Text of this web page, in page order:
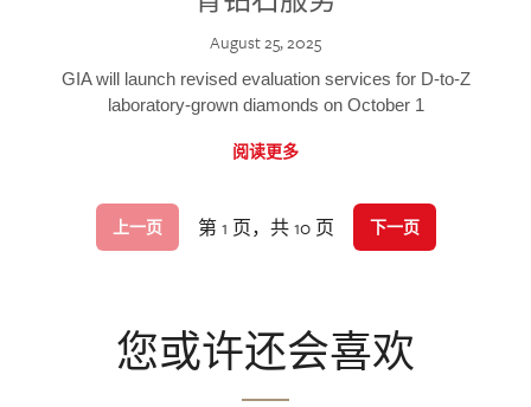
August 25, 2025
GIA will launch revised evaluation services for D-to-Z
laboratory-grown diamonds on October 1
阅读更多
上一页 第 1 页，共 10 页 下一页
您或许还会喜欢